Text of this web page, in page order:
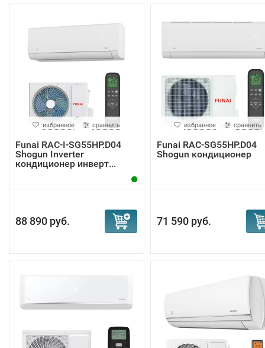
избранное сравнить
Funai RAC-I-SG55HP.D04
Shogun Inverter
кондиционер инверт...
88 890 руб.
избранное сравнить
Funai RAC-SG55HP.D04
Shogun кондиционер
71 590 руб.